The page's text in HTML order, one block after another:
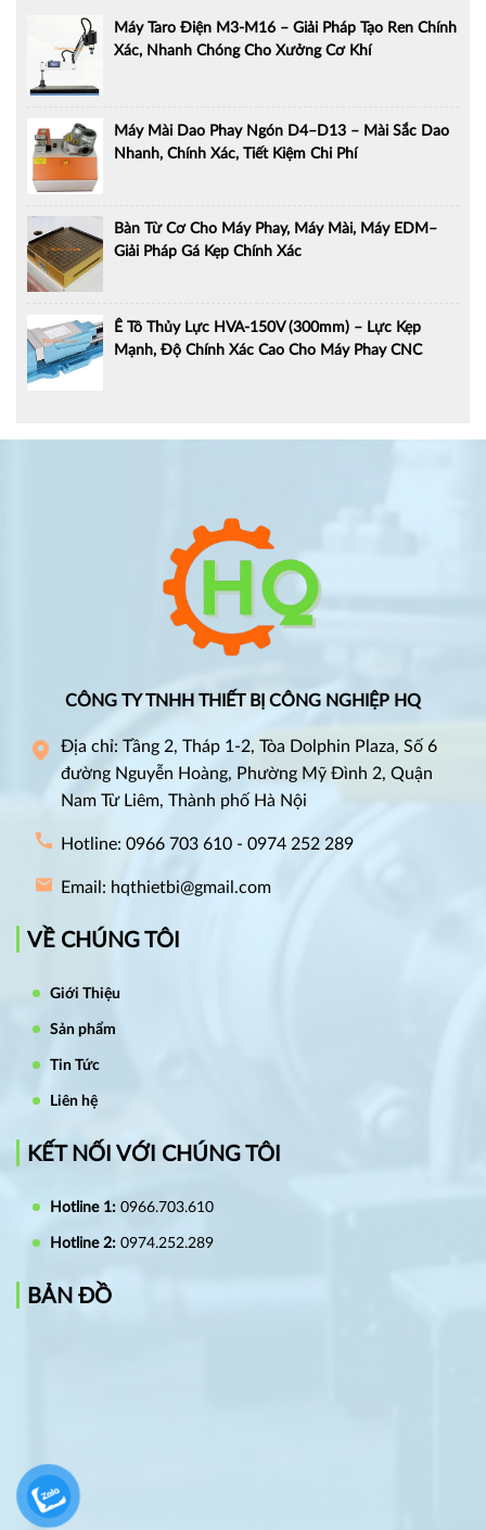
Máy Taro Điện M3-M16 – Giải Pháp Tạo Ren Chính
Xác, Nhanh Chóng Cho Xưởng Cơ Khí
Máy Mài Dao Phay Ngón D4–D13 – Mài Sắc Dao
Nhanh, Chính Xác, Tiết Kiệm Chi Phí
Bàn Từ Cơ Cho Máy Phay, Máy Mài, Máy EDM–
Giải Pháp Gá Kẹp Chính Xác
Ê Tô Thủy Lực HVA-150V (300mm) – Lực Kẹp
Mạnh, Độ Chính Xác Cao Cho Máy Phay CNC
CÔNG TY TNHH THIẾT BỊ CÔNG NGHIỆP HQ
Địa chỉ: Tầng 2, Tháp 1-2, Tòa Dolphin Plaza, Số 6
đường Nguyễn Hoàng, Phường Mỹ Đình 2, Quận
Nam Từ Liêm, Thành phố Hà Nội
Hotline: 0966 703 610 - 0974 252 289
Email: hqthietbi@gmail.com
VỀ CHÚNG TÔI
Giới Thiệu
Sản phẩm
Tin Tức
Liên hệ
KẾT NỐI VỚI CHÚNG TÔI
Hotline 1: 0966.703.610
Hotline 2: 0974.252.289
BẢN ĐỒ